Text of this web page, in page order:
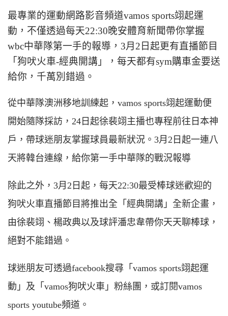
最專業的運動網路影音頻道vamos sports翊起運
動，不僅透過每天22:30晚安體育新聞帶你掌握
wbc中華隊第一手的報導，3月2日起更有直播節目
「狗吠火車-經典開講」，每天都有sym購車金要送
給你，千萬別錯過。
從中華隊澳洲移地訓練起，vamos sports翊起運動便
開始隨隊採訪，24日起徐裴翊主播也專程前往日本神
戶，帶球迷朋友掌握球員最新狀況。3月2日起一連八
天將韓台連線，給你第一手中華隊的戰況報導
除此之外，3月2日起，每天22:30最受棒球迷歡迎的
狗吠火車直播節目將推出全「經典開講」全新企畫，
由徐裴翊、楊政典以及球評潘忠韋帶你天天聊棒球，
絕對不能錯過。
球迷朋友可透過facebook搜尋「vamos sports翊起運
動」及「vamos狗吠火車」粉絲團，或訂閱vamos
sports youtube頻道。